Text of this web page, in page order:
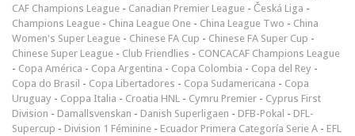
CAF Champions League - Canadian Premier League - Česká Liga -
Champions League - China League One - China League Two - China
Women's Super League - Chinese FA Cup - Chinese FA Super Cup -
Chinese Super League - Club Friendlies - CONCACAF Champions League
- Copa América - Copa Argentina - Copa Colombia - Copa del Rey -
Copa do Brasil - Copa Libertadores - Copa Sudamericana - Copa
Uruguay - Coppa Italia - Croatia HNL - Cymru Premier - Cyprus First
Division - Damallsvenskan - Danish Superligaen - DFB-Pokal - DFL-
Supercup - Division 1 Féminine - Ecuador Primera Categoría Serie A - EFL